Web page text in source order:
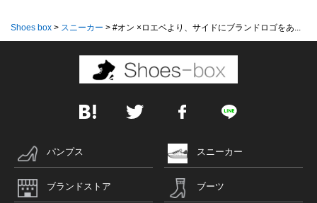
Shoes box > スニーカー > #オン ×ロエベより、サイドにブランドロゴをあ...
パンプス スニーカー
ブランドストア ブーツ